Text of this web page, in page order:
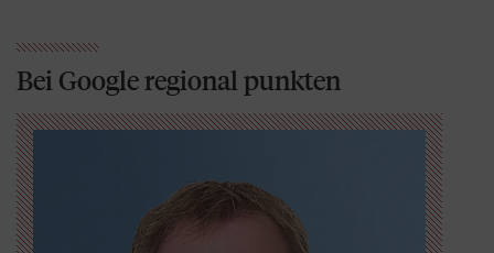
Bei Google regional punkten